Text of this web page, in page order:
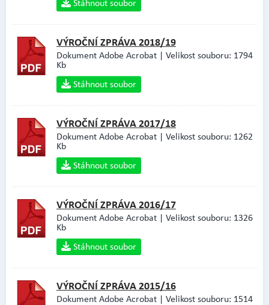
Stáhnout soubor
VÝROČNÍ ZPRÁVA 2018/19
Dokument Adobe Acrobat | Velikost souboru: 1794
Kb
Stáhnout soubor
VÝROČNÍ ZPRÁVA 2017/18
Dokument Adobe Acrobat | Velikost souboru: 1262
Kb
Stáhnout soubor
VÝROČNÍ ZPRÁVA 2016/17
Dokument Adobe Acrobat | Velikost souboru: 1326
Kb
Stáhnout soubor
VÝROČNÍ ZPRÁVA 2015/16
Dokument Adobe Acrobat | Velikost souboru: 1514